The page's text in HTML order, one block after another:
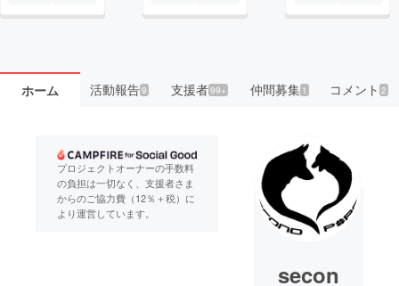
ホーム 活動報告9 支援者99+ 仲間募集 1 コメント 2
プロジェクトオーナーの手数料
の負担は一切なく、支援者さま
からのご協力費（12％＋税）に
より運営しています。
secon